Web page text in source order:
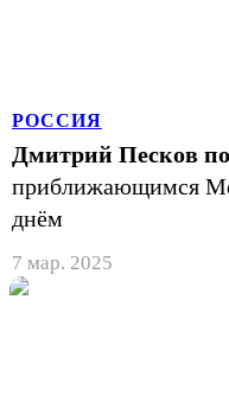
РОССИЯ
Дмитрий Песков
приближающимся
днём
7 мар. 2025